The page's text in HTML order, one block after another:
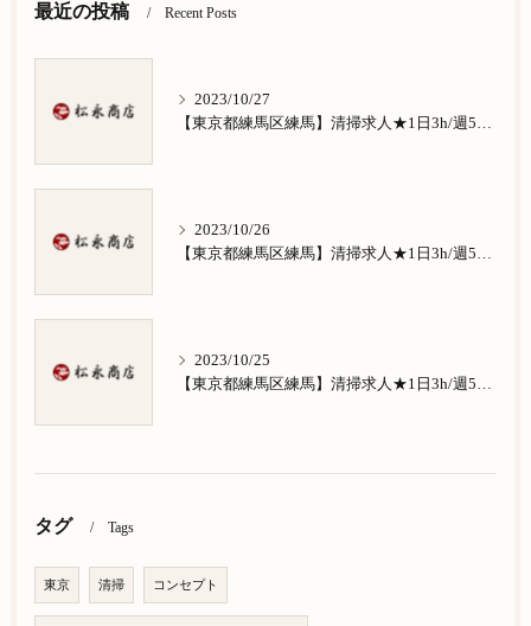
最近の投稿 Recent Posts
2023/10/27
【東京都練馬区練馬】清掃求人★1日3h/週5日/祝日お休み★谷原在住の方歓迎
2023/10/26
【東京都練馬区練馬】清掃求人★1日3h/週5日/祝日お休み★南田中在住の方歓迎
2023/10/25
【東京都練馬区練馬】清掃求人★1日3h/週5日/祝日お休み★南大泉在住の方歓迎
タグ Tags
東京 清掃 コンセプト